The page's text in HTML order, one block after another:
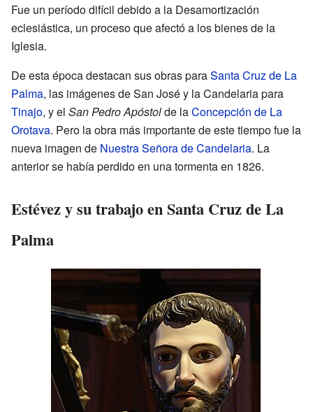
Fue un período difícil debido a la Desamortización
eclesiástica, un proceso que afectó a los bienes de la
Iglesia.
De esta época destacan sus obras paraSanta Cruz de La
Palma, las imágenes de San José y la Candelaria para
Tinajo, y el San Pedro Apóstolde laConcepción de La
Orotava. Pero la obra más importante de este tiempo fue la
nueva imagen de Nuestra Señora de Candelaria. La
anterior se había perdido en una tormenta en 1826.
Estévez y su trabajo en Santa Cruz de La
Palma